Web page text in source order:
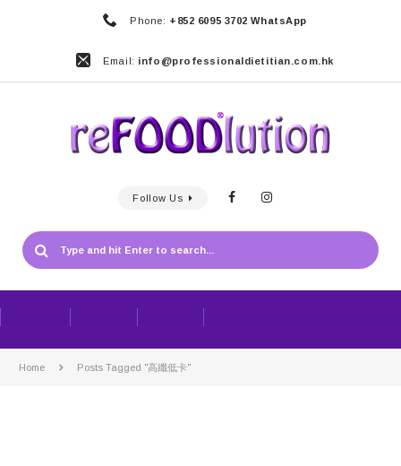
Phone: +852 6095 3702 WhatsApp
Email: info@professionaldietitian.com.hk
Follow Us
Home Posts Tagged "高纖低卡"